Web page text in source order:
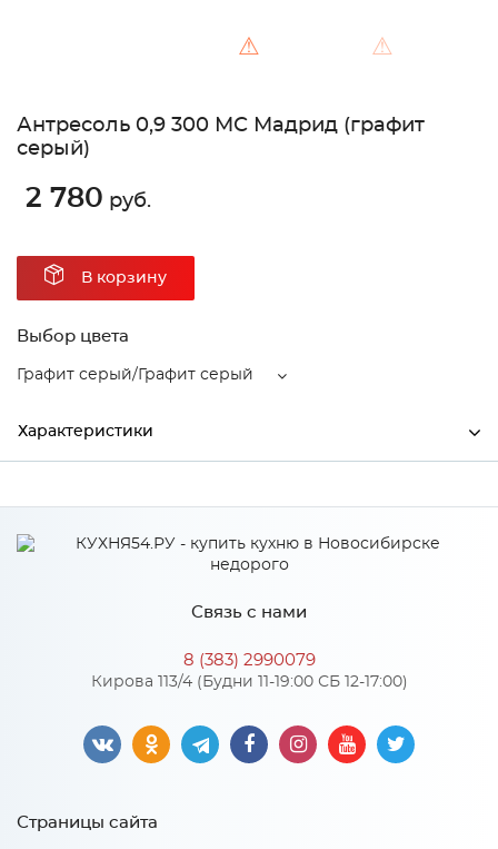
⚠ ⚠
Антресоль 0,9 300 МС Мадрид (графит
серый)
2 780 руб.
В корзину
Выбор цвета
Графит серый/Графит серый
Характеристики
Высота 300
Графит серый/Графит
Материал ЛДСП
Особенности
Связь с нами
8 (383) 2990079
Кирова 113/4 (Будни 11-19:00 СБ 12-17:00)
Страницы сайта